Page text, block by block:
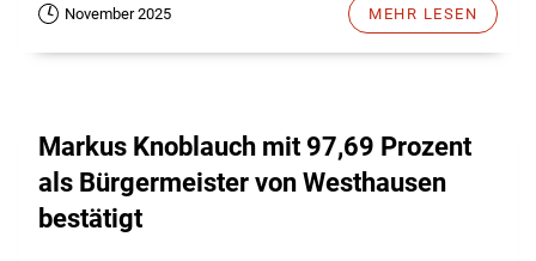
November 2025 MEHR LESEN
Markus Knoblauch mit 97,69 Prozent
als Bürgermeister von Westhausen
bestätigt